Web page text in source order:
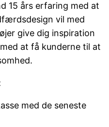
15 års erfaring med at
vil med
give dig inspiration
at få kunderne til at
med de seneste